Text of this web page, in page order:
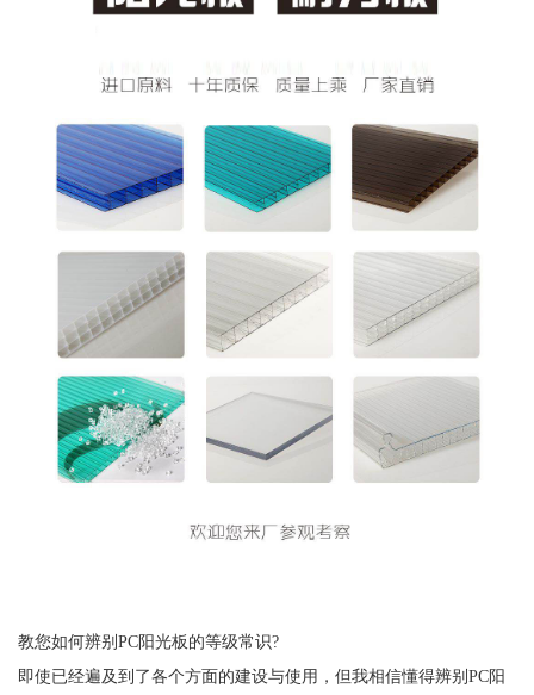
教您如何辨别PC阳光板的等级常识?
即使已经遍及到了各个方面的建设与使用，但我相信懂得辨别PC阳